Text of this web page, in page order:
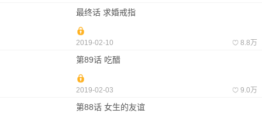
最终话 求婚戒指
2019-02-10 8.8万
第89话 吃醋
2019-02-03 9.0万
第88话 女生的友谊